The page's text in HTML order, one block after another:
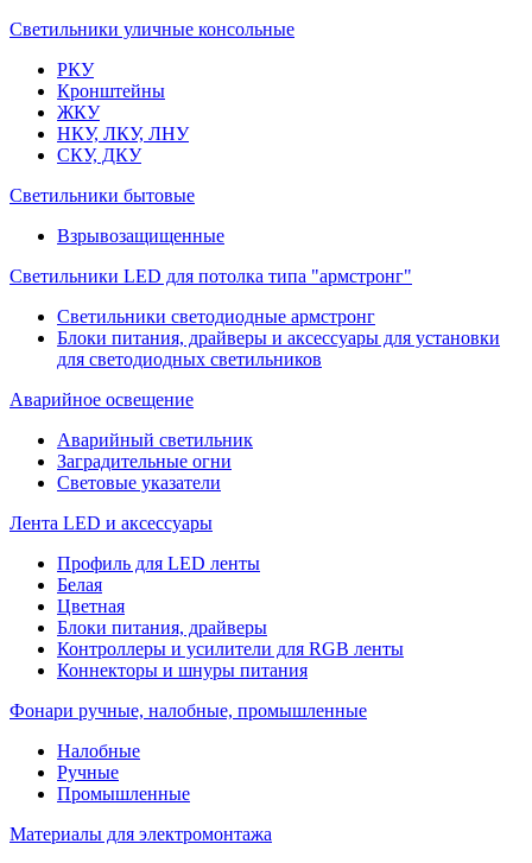
Светильники уличные консольные
РКУ
Кронштейны
ЖКУ
НКУ, ЛКУ, ЛНУ
СКУ, ДКУ
Светильники бытовые
Взрывозащищенные
Светильники LED для потолка типа "армстронг"
Светильники светодиодные армстронг
Блоки питания, драйверы и аксессуары для установки
для светодиодных светильников
Аварийное освещение
Аварийный светильник
Заградительные огни
Световые указатели
Лента LED и аксессуары
Профиль для LED ленты
Белая
Цветная
Блоки питания, драйверы
Контроллеры и усилители для RGB ленты
Коннекторы и шнуры питания
Фонари ручные, налобные, промышленные
Налобные
Ручные
Промышленные
Материалы для электромонтажа